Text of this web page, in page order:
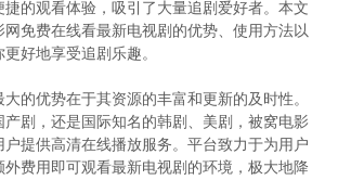
的观看体验，吸引了大量追剧爱好者。本文
免费在线看最新电视剧的优势、使用方法以
好地享受追剧乐趣。
的优势在于其资源的丰富和更新的及时性。
剧，还是国际知名的韩剧、美剧，被窝电影
户提供高清在线播放服务。平台致力于为用户
费用即可观看最新电视剧的环境，极大地降